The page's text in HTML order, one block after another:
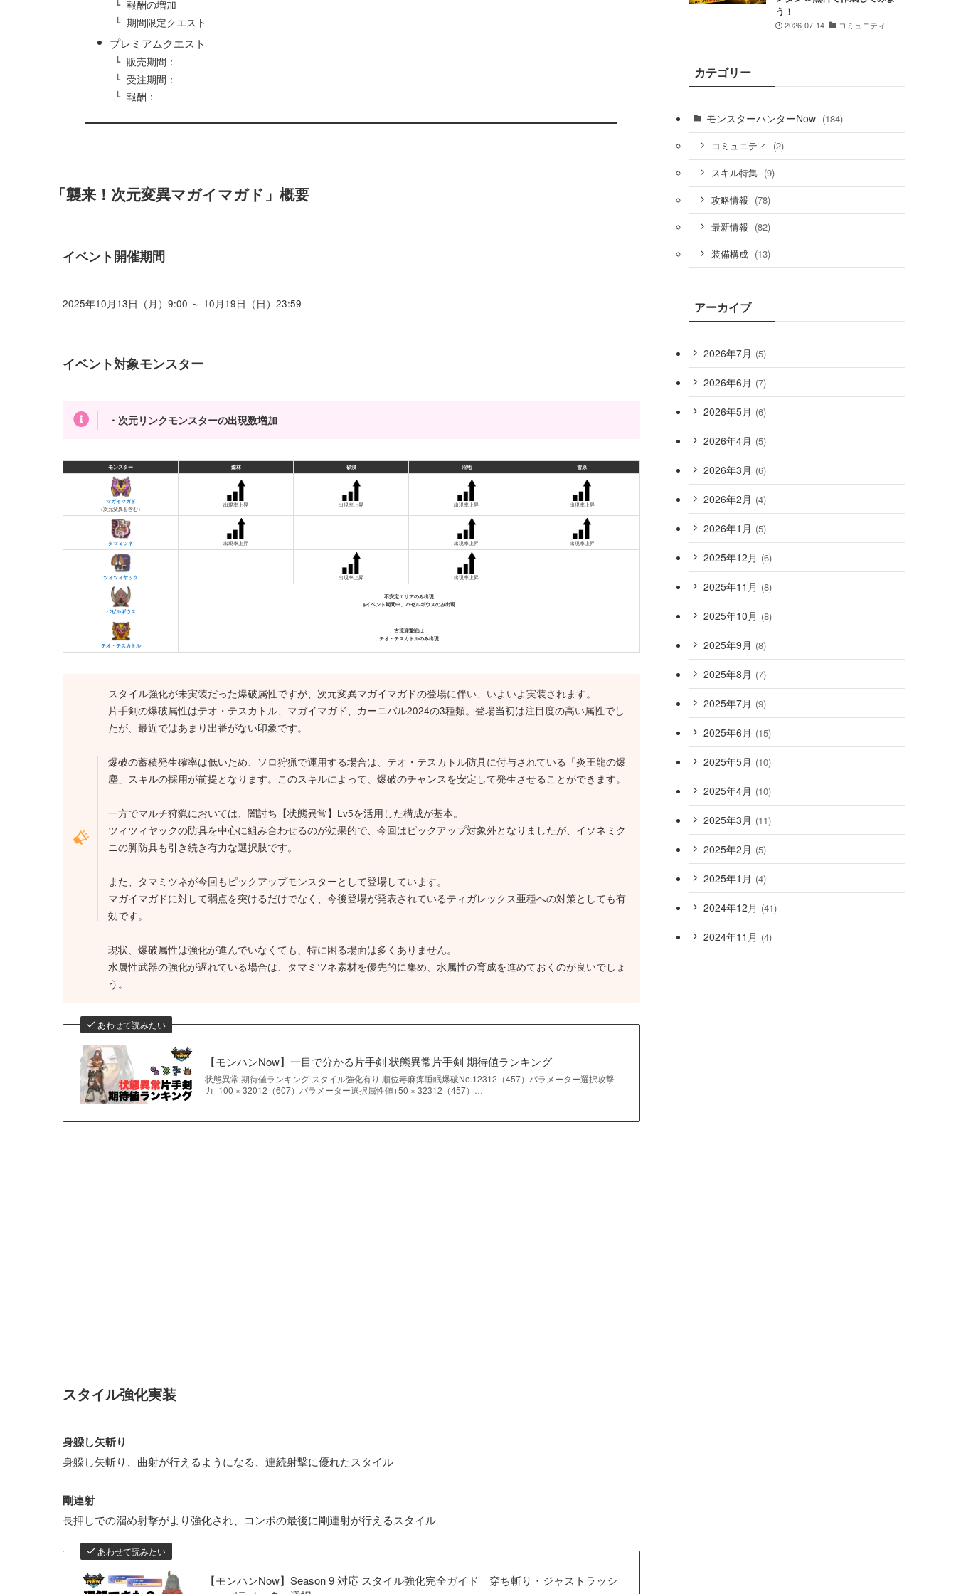
報酬の増加
期間限定クエスト
プレミアムクエスト
販売期間：
受注期間：
報酬：
「襲来！次元変異マガイマガド」概要
イベント開催期間
2025年10月13日（月）9:00 ～ 10月19日（日）23:59
イベント対象モンスター
・次元リンクモンスターの出現数増加
モンスター 森林 砂漠 沼地 雪原
マガイマガド
（次元変異を含む）
出現率上昇 出現率上昇 出現率上昇 出現率上昇
タマミツネ 出現率上昇 出現率上昇 出現率上昇
ツィツィヤック 出現率上昇 出現率上昇
バゼルギウス
不安定エリアのみ出現
※イベント期間中、バゼルギウスのみ出現
テオ・テスカトル
古流迎撃戦は
テオ・テスカトルのみ出現
スタイル強化が未実装だった爆破属性ですが、次元変異マガイマガドの登場に伴い、いよいよ実装されます。
片手剣の爆破属性はテオ・テスカトル、マガイマガド、カーニバル2024の3種類。登場当初は注目度の高い属性でし
たが、最近ではあまり出番がない印象です。
爆破の蓄積発生確率は低いため、ソロ狩猟で運用する場合は、テオ・テスカトル防具に付与されている「炎王龍の爆
塵」スキルの採用が前提となります。このスキルによって、爆破のチャンスを安定して発生させることができます。
一方でマルチ狩猟においては、闇討ち【状態異常】Lv5を活用した構成が基本。
ツィツィヤックの防具を中心に組み合わせるのが効果的で、今回はピックアップ対象外となりましたが、イソネミク
ニの脚防具も引き続き有力な選択肢です。
また、タマミツネが今回もピックアップモンスターとして登場しています。
マガイマガドに対して弱点を突けるだけでなく、今後登場が発表されているティガレックス亜種への対策としても有
効です。
現状、爆破属性は強化が進んでいなくても、特に困る場面は多くありません。
水属性武器の強化が遅れている場合は、タマミツネ素材を優先的に集め、水属性の育成を進めておくのが良いでしょ
う。
あわせて読みたい
【モンハンNow】一目で分かる片手剣 状態異常片手剣 期待値ランキング
状態異常 期待値ランキング スタイル強化有り 順位毒麻痺睡眠爆破No.12312（457）パラメーター選択攻撃
力+100 × 32012（607）パラメーター選択属性値+50 × 32312（457）…
スタイル強化実装
身躱し矢斬り
身躱し矢斬り、曲射が行えるようになる、連続射撃に優れたスタイル
剛連射
長押しでの溜め射撃がより強化され、コンボの最後に剛連射が行えるスタイル
あわせて読みたい
【モンハンNow】Season 9 対応 スタイル強化完全ガイド｜穿ち斬り・ジャストラッシ
う！
2026-07-14 コミュニティ
カテゴリー
モンスターハンターNow (184)
コミュニティ (2)
スキル特集 (9)
攻略情報 (78)
最新情報 (82)
装備構成 (13)
アーカイブ
2026年7月 (5)
2026年6月 (7)
2026年5月 (6)
2026年4月 (5)
2026年3月 (6)
2026年2月 (4)
2026年1月 (5)
2025年12月 (6)
2025年11月 (8)
2025年10月 (8)
2025年9月 (8)
2025年8月 (7)
2025年7月 (9)
2025年6月 (15)
2025年5月 (10)
2025年4月 (10)
2025年3月 (11)
2025年2月 (5)
2025年1月 (4)
2024年12月 (41)
2024年11月 (4)